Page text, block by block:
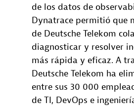
de los datos de
Dynatrace permitió que
de Deutsche Telekom
diagnosticar y resolver
más rápida y eficaz. A
Deutsche Telekom ha
entre sus 30 000
de TI, DevOps e